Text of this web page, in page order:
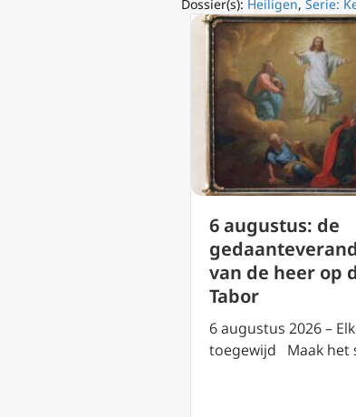
Dossier(s): Heiligen, Serie:
6 augustus: de
van de heer op
Tabor
6 augustus 2026 –
toegewijd Maak het